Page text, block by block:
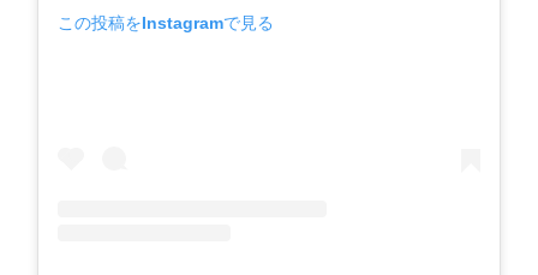
この投稿をInstagramで見る